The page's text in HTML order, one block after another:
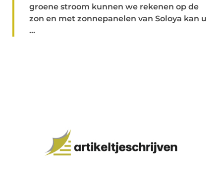
groene stroom kunnen we rekenen op de
zon en met zonnepanelen van Soloya kan u
...